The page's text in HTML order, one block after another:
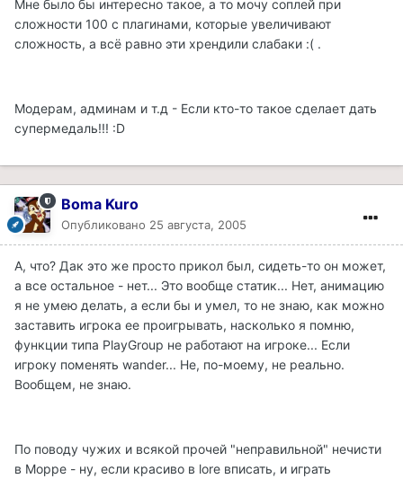
Мне было бы интересно такое, а то мочу соплей при
сложности 100 с плагинами, которые увеличивают
сложность, а всё равно эти хрендили слабаки :( .
Модерам, админам и т.д - Если кто-то такое сделает дать
супермедаль!!! :D
Boma Kuro
Опубликовано 25 августа, 2005
А, что? Дак это же просто прикол был, сидеть-то он может,
а все остальное - нет... Это вообще статик... Нет, анимацию
я не умею делать, а если бы и умел, то не знаю, как можно
заставить игрока ее проигрывать, насколько я помню,
функции типа PlayGroup не работают на игроке... Если
игроку поменять wander... Не, по-моему, не реально.
Вообщем, не знаю.
По поводу чужих и всякой прочей "неправильной" нечисти
в Морре - ну, если красиво в lore вписать, и играть